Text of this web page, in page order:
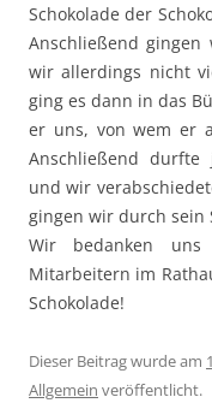
Schokolade der
Anschließend
wir allerdings nicht
ging es dann in das
er uns, von wem er
Anschließend durfte
und wir
gingen wir durch sein
Wir bedanken
Mitarbeitern im
Schokolade!
Dieser Beitrag wurde am
Allgemein veröffentlicht.